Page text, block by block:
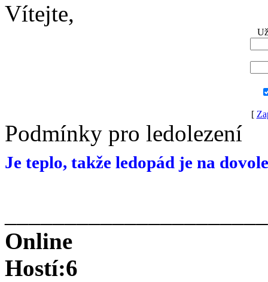
Vítejte,
[
Podmínky pro ledolezení
Je teplo, takže ledopád je na
Online
Hostí:6